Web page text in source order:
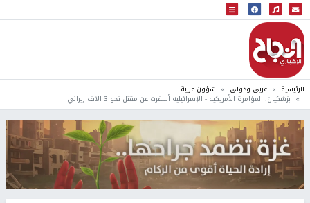
البث المباشر
إذاعة النجاح
الرئيسية عربي ودولي شؤون عربية
بزشكيان: المؤامرة الأمريكية - الإسرائيلية أسفرت عن مقتل نحو 3 آلاف إيراني